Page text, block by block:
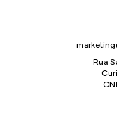
Rua